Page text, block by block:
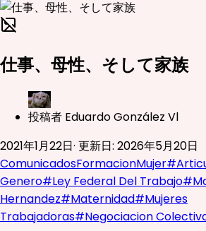
仕事、母性、そして家族
投稿者 Eduardo González Vl
2021年1月22日· 更新日: 2026年5月20日
ComunicadosFormacionMujer#
Genero#Ley Federal Del Trabajo#
Hernandez#Maternidad#Mujeres
Trabajadoras#Negociacion